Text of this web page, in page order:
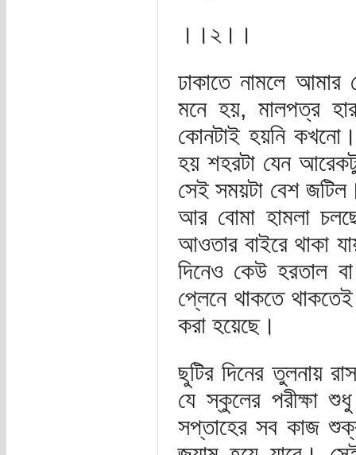
।।২।।
ঢাকাতে নামলে আমার
মনে হয়, মালপত্র
কোনটাই হয়নি কখনো।
হয় শহরটা যেন
সেই সময়টা বেশ
আর বোমা হামলা
আওতার বাইরে থাকা
দিনেও কেউ হরতাল
প্লেনে থাকতে
করা হয়েছে।
ছুটির দিনের তুলনায়
যে স্কুলের পরীক্ষা
সপ্তাহের সব কাজ